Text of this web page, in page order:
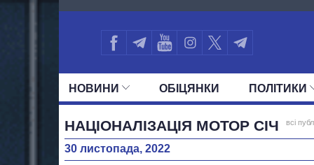
2873
НОВИНИ ОБIЦЯНКИ ПОЛIТИКИ
УСІ ПОЛІТИКИ ПРЕЗИДЕНТ І
НАЦІОНАЛІЗАЦІЯ МОТОР СІЧ всі
30 листопада, 2022